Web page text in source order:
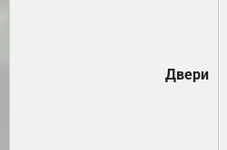
Двери